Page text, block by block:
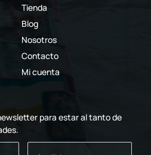
Tienda
Blog
Nosotros
Contacto
Mi cuenta
para estar al tanto de